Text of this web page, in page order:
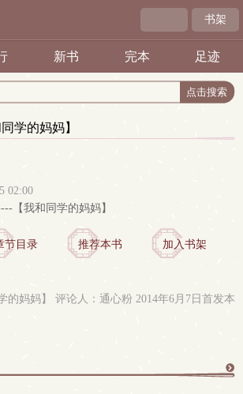
书架
新书 完本 足迹
学的妈妈】
02:00
【我和同学的妈妈】
节目录 推荐本书 加入书架
的妈妈】 评论人：通心粉 2014年6月7日首发本